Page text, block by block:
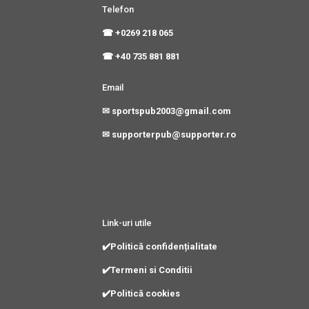
Telefon
☎ +0269 218 065
☎ +40 735 881 881
Email
✉ sportspub2003@gmail.com
✉ supporterpub@supporter.ro
Link-uri utile
✔️Politică confidențialitate
✔️Termeni si Conditii
✔️Politică cookies